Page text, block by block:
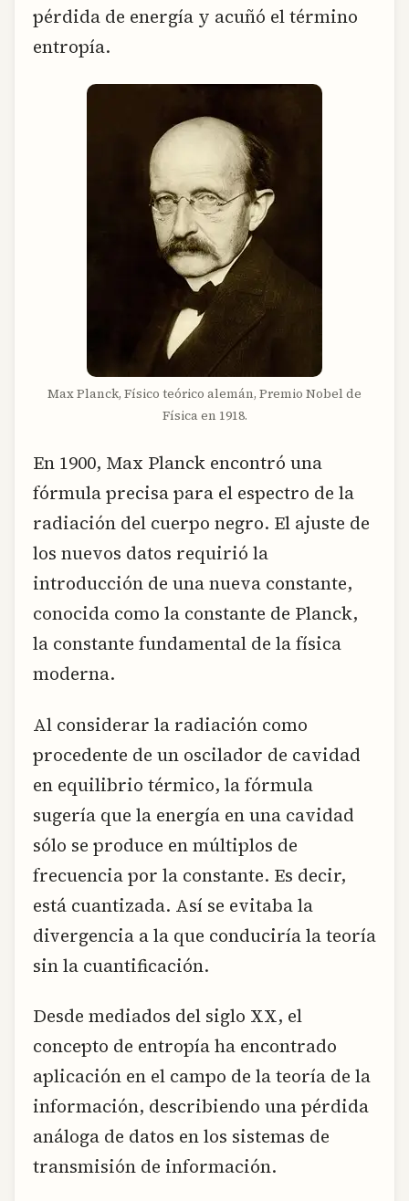
pérdida de energía y acuñó el término
entropía.
Max Planck, Físico teórico alemán, Premio Nobel de
Física en 1918.
En 1900, Max Planck encontró una
fórmula precisa para el espectro de la
radiación del cuerpo negro. El ajuste de
los nuevos datos requirió la
introducción de una nueva constante,
conocida como la constante de Planck,
la constante fundamental de la física
moderna.
Al considerar la radiación como
procedente de un oscilador de cavidad
en equilibrio térmico, la fórmula
sugería que la energía en una cavidad
sólo se produce en múltiplos de
frecuencia por la constante. Es decir,
está cuantizada. Así se evitaba la
divergencia a la que conduciría la teoría
sin la cuantificación.
Desde mediados del siglo XX, el
concepto de entropía ha encontrado
aplicación en el campo de la teoría de la
información, describiendo una pérdida
análoga de datos en los sistemas de
transmisión de información.